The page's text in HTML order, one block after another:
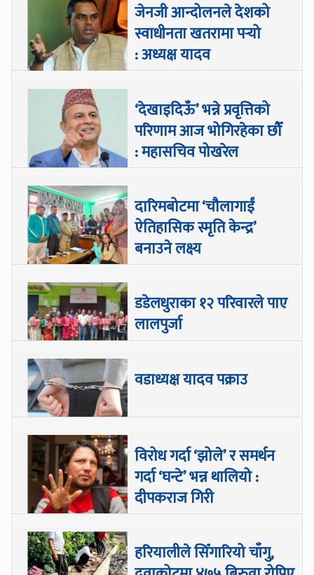
जेनजी आन्दोलनले देशको
स्वाधीनता खतरामा पर्‍यो
: अध्यक्ष यादव
‘देखाइदिऊँ’ भन्ने प्रवृत्तिको
परिणाम आज भोगिरहेका छौँ
: महासचिव पोखरेल
दारिमबोटमा ‘चौलागाईं
ऐतिहासिक स्मृति केन्द्र’
बनाउने लक्ष्य
डडेलधुराका १२ परिवारले पाए
लालपुर्जा
वडाध्यक्ष यादव पक्राउ
विरोध गर्दा ‘झोले’ र समर्थन
गर्दा ‘घन्टे’ भन्न थालियो :
दीपकराज गिरी
हरियालीले सिँगारियो चाँगु,